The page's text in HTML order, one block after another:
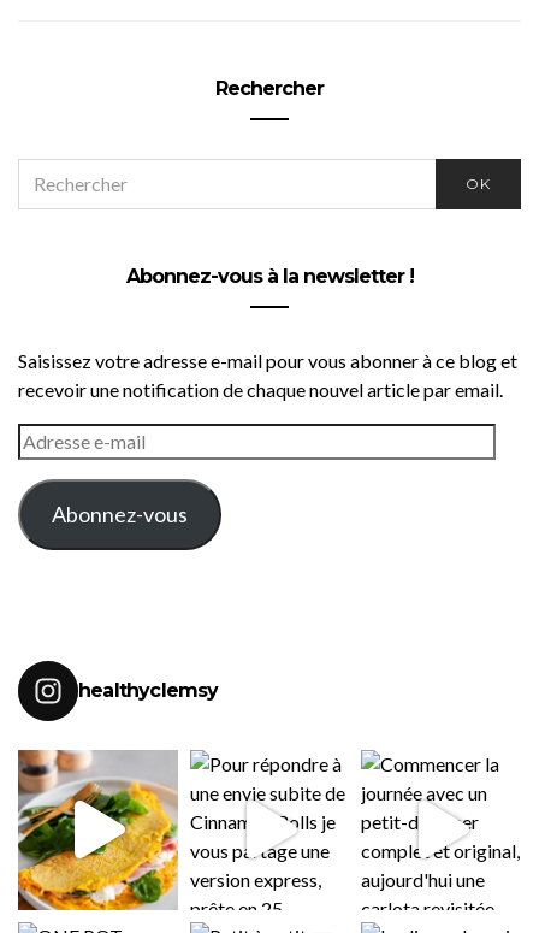
Rechercher
FOR:
OK
Abonnez-vous à la newsletter !
Saisissez votre adresse e-mail pour vous abonner à ce blog et
recevoir une notification de chaque nouvel article par email.
ADRESSE
E-
MAIL
Abonnez-vous
healthyclemsy